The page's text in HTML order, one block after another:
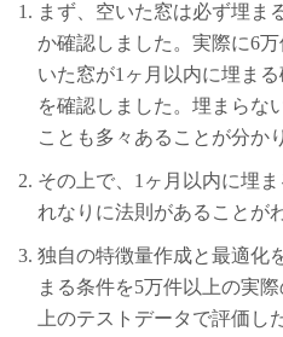
まず、空いた窓は必ず埋ま
か確認しました。実際に6
いた窓が1ヶ月以内に埋ま
を確認しました。埋まらな
ことも多々あることが分か
その上で、1ヶ月以内に埋
れなりに法則があることが
独自の特徴量作成と最適化
まる条件を5万件以上の実
上のテストデータで評価し